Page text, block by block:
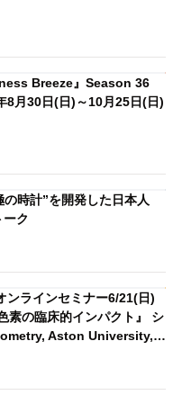
Breeze』Season 36
30日(日)～10月25日(日)
の時計”を開発した日本人
ク
ンラインセミナー6/21(日)
の臨床的インパクト』 シ
Aston University,